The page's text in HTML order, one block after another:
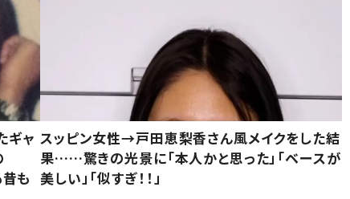
ギャ
昔も
スッピン女性→戸田恵梨香さん風メイクをした結
果……驚きの光景に「本人かと思った」「ベースが
美しい」「似すぎ！！」